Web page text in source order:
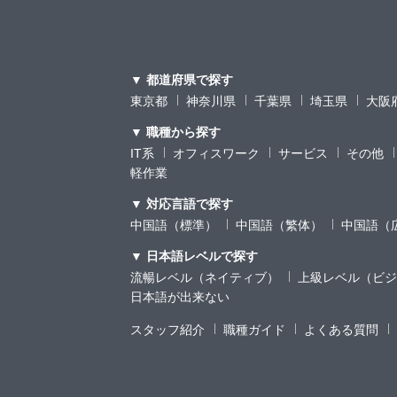
▼ 都道府県で探す
東京都
神奈川県 千葉県 埼玉県 大阪
▼ 職種から探す
IT系
オフィスワーク サービス
その他
軽作業
▼ 対応言語で探す
中国語（標準）
中国語（繁体） 中国語（
▼ 日本語レベルで探す
流暢レベル（ネイティブ）
上級レベル（ビ
日本語が出来ない
スタッフ紹介 職種ガイド よくある質問